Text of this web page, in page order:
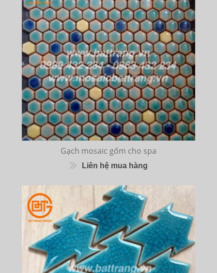
Gạch mosaic gốm cho spa
Liên hệ mua hàng